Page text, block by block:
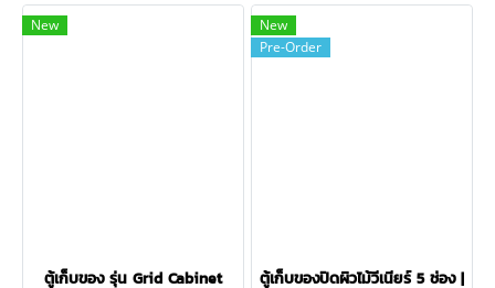
New
ตู้เก็บของ รุ่น Grid Cabinet
New
Pre-Order
ตู้เก็บของปิดผิวไม้วีเนียร์ 5 ช่อง |